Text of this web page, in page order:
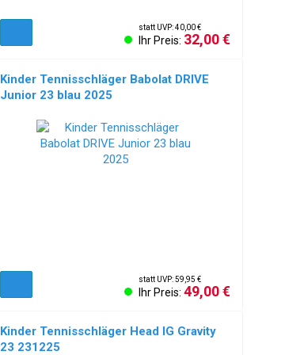
statt UVP: 40,00 €
Ihr Preis: 32,00 €
Kinder Tennisschläger Babolat DRIVE
Junior 23 blau 2025
statt UVP: 59,95 €
Ihr Preis: 49,00 €
Kinder Tennisschläger Head IG Gravity
23 231225